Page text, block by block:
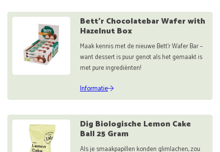
Bett'r Chocolatebar Wafer with
Hazelnut Box
Maak kennis met de nieuwe Bett’r Wafer Bar –
want dessert is puur genot als het gemaakt is
met pure ingrediënten!
Informatie
Dig Biologische Lemon Cake
Ball 25 Gram
Als je smaakpapillen konden glimlachen, zou